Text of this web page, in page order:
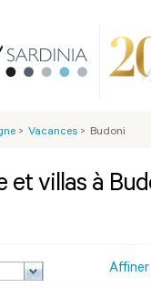
> Vacances > Budoni
et villas à